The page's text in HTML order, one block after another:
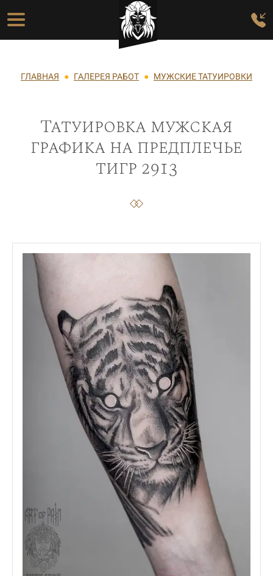
Перейти к основному содержанию
Основная навигация
Строка навигации
ГЛАВНАЯ ГАЛЕРЕЯ РАБОТ МУЖСКИЕ ТАТУИРОВКИ
Татуировка мужская
графика на предплечье
тигр 2913